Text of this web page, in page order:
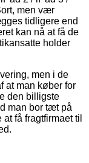
men vær
tidligere end
kan nå at få de
holder
men i de
at man køber for
den billigste
man bor tæt på
få fragtfirmaet til